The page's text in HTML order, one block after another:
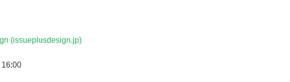
(issueplusdesign.jp)